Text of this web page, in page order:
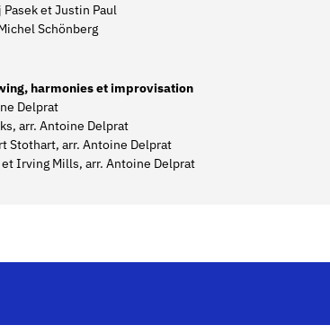
et Justin Paul
Schönberg
harmonies et improvisation
Delprat
arr. Antoine Delprat
Stothart, arr. Antoine Delprat
Irving Mills, arr. Antoine Delprat